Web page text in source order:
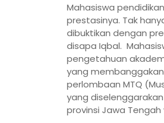
Mahasiswa
prestasinya. Tak
dibuktikan dengan
disapa Iqbal.
pengetahuan
yang
perlombaan MTQ
yang diselenggarakan
provinsi Jawa Tengah